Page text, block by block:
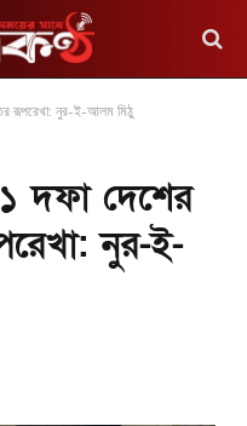
রূপরেখা: নুর-ই-আলম মিঠু
দফা দেশের
নুর-ই-